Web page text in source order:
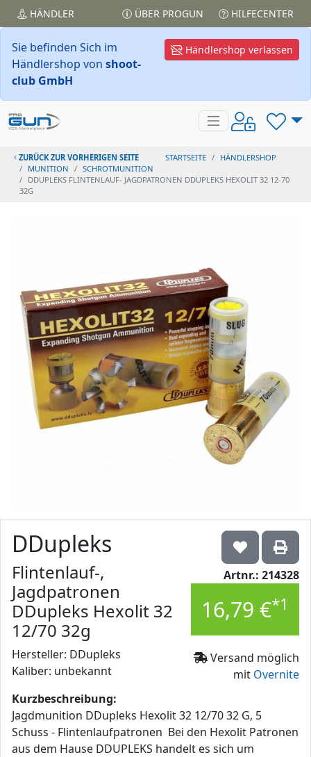
HÄNDLER ÜBER PROGUN HILFECENTER
Händlershop verlassen
Sie befinden Sich im
Händlershop von shoot-
club GmbH
ZURÜCK ZUR VORHERIGEN SEITE STARTSEITE
HÄNDLERSHOP
MUNITION
SCHROTMUNITION
DDUPLEKS FLINTENLAUF- JAGDPATRONEN DDUPLEKS HEXOLIT 32 12-70
32G
Artnr.: 214328
16,79 €*1
Versand möglich
mit Overnite
DDupleks
Flintenlauf-,
Jagdpatronen
DDupleks Hexolit 32
12/70 32g
Hersteller: DDupleks
Kaliber: unbekannt
Kurzbeschreibung:
Jagdmunition DDupleks Hexolit 32 12/70 32 G, 5
Schuss - Flintenlaufpatronen Bei den Hexolit Patronen
aus dem Hause DDUPLEKS handelt es sich um